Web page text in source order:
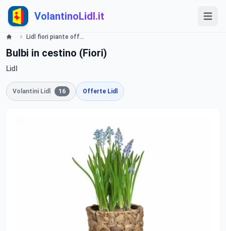
VolantinoLidl.it
Lidl fiori piante offerte Da lunedi 6 gennaio 2014 Lidl
Bulbi in cestino (Fiori)
Lidl
Volantini Lidl 16 Offerte Lidl